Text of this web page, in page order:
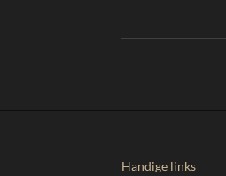
Handige links